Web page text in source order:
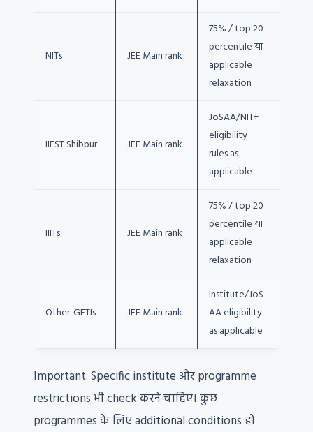
NITs JEE Main rank
75% / top 20
percentile या
applicable
relaxation
IIEST Shibpur JEE Main rank
JoSAA/NIT+
eligibility
rules as
applicable
IIITs JEE Main rank
75% / top 20
percentile या
applicable
relaxation
Other-GFTIs JEE Main rank
Institute/JoS
AA eligibility
as applicable
Important: Specific institute और programme
restrictions भी check करने चाहिए। कुछ
programmes के लिए additional conditions हो